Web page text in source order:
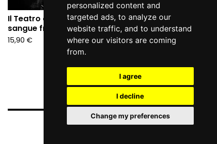
personalized content and
targeted ads, to analyze our
website traffic, and to understand
where our visitors are coming
from.
I agree
I decline
Change my preferences
Il Teatro degli Orrori - A
sangue freddo (CD)
15,90 €